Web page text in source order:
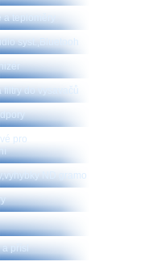
a teploměry
syst.,Bluetooh
filtry do vysavačů
pro
ND gramo
a přísl